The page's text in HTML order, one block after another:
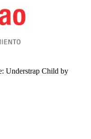
Understrap Child by